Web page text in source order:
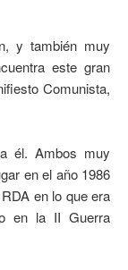
y también muy
este gran
Comunista,
él. Ambos muy
en el año 1986
en lo que era
en la II Guerra